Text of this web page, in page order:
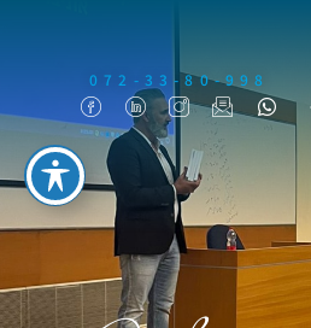
072-33-80-998